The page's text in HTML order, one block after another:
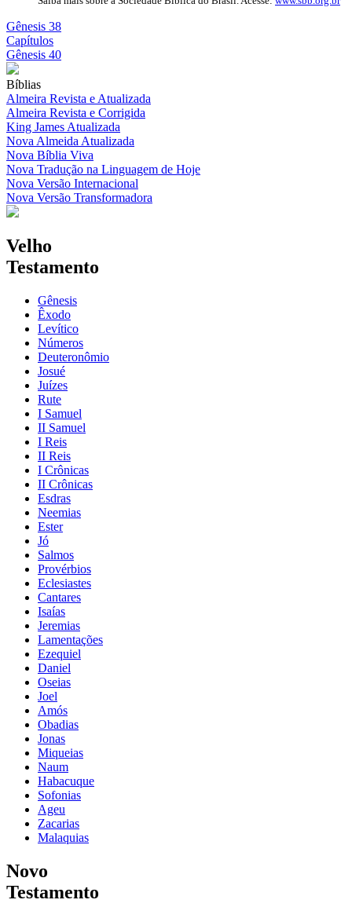
Gênesis 38
Capítulos
Gênesis 40
Bíblias
Almeira Revista e Atualizada
Almeira Revista e Corrigida
King James Atualizada
Nova Almeida Atualizada
Nova Bíblia Viva
Nova Tradução na Linguagem de Hoje
Nova Versão Internacional
Nova Versão Transformadora
Velho
Testamento
Gênesis
Êxodo
Levítico
Números
Deuteronômio
Josué
Juízes
Rute
I Samuel
II Samuel
I Reis
II Reis
I Crônicas
II Crônicas
Esdras
Neemias
Ester
Jó
Salmos
Provérbios
Eclesiastes
Cantares
Isaías
Jeremias
Lamentações
Ezequiel
Daniel
Oseias
Joel
Amós
Obadias
Jonas
Miqueias
Naum
Habacuque
Sofonias
Ageu
Zacarias
Malaquias
Novo
Testamento